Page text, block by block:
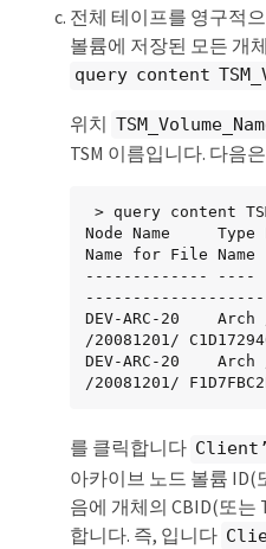
전체 테이프를 영구적
볼륨에 저장된 모든 개
query content
위치
TSM 이름입니다. 다음
Node Name
Name for File Name
------------- ----
DEV-ARC-20    Arch
/20081201/
DEV-ARC-20    Arch
/20081201/
를 클릭합니다
아카이브 노드 볼륨 ID(
음에 개체의 CBID(또는
합니다. 즉, 입니다